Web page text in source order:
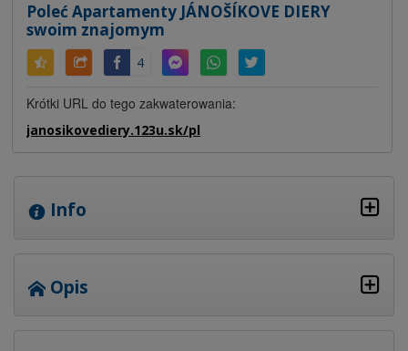
Poleć Apartamenty JÁNOŠÍKOVE DIERY
swoim znajomym
4
Krótki URL do tego zakwaterowania:
janosikovediery.123u.sk/pl
Info
Opis